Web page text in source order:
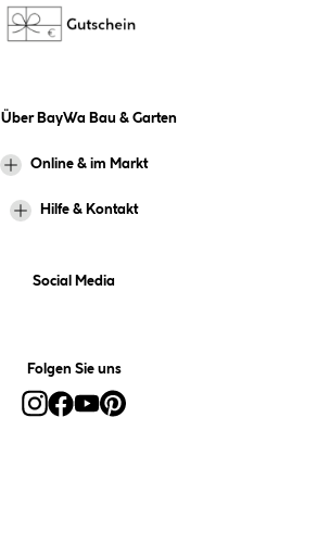
Über BayWa Bau & Garten
Online & im Markt
Hilfe & Kontakt
Social Media
Folgen Sie uns